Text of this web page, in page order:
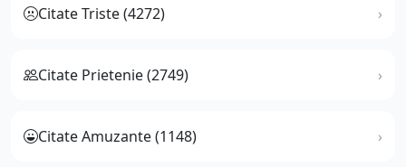
Citate Triste (4272)
Citate Prietenie (2749)
Citate Amuzante (1148)